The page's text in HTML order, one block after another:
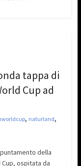
tappa di
Cup ad
, naturland,
della
Cup, ospitata da